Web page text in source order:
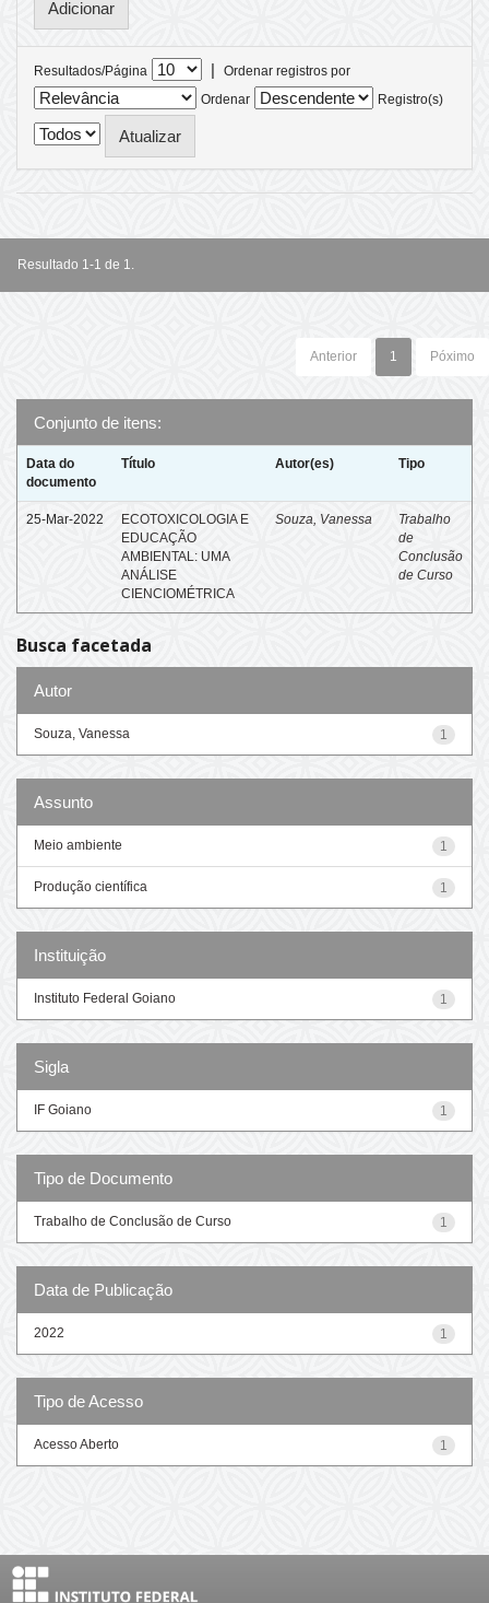
Resultados/Página |
Ordenar registros por
Ordenar
Registro(s)
Resultado 1-1 de 1.
Anterior 1 Póximo
Conjunto de itens:
Data do
documento
Título Autor(es) Tipo
25-Mar-2022
ECOTOXICOLOGIA E
EDUCAÇÃO
AMBIENTAL: UMA
ANÁLISE
CIENCIOMÉTRICA
Souza, Vanessa
Trabalho
de
Conclusão
de Curso
Busca facetada
Autor
1
Souza, Vanessa
Assunto
1
Meio ambiente
1
Produção científica
Instituição
1
Instituto Federal Goiano
Sigla
1
IF Goiano
Tipo de Documento
1
Trabalho de Conclusão de Curso
Data de Publicação
1
2022
Tipo de Acesso
1
Acesso Aberto